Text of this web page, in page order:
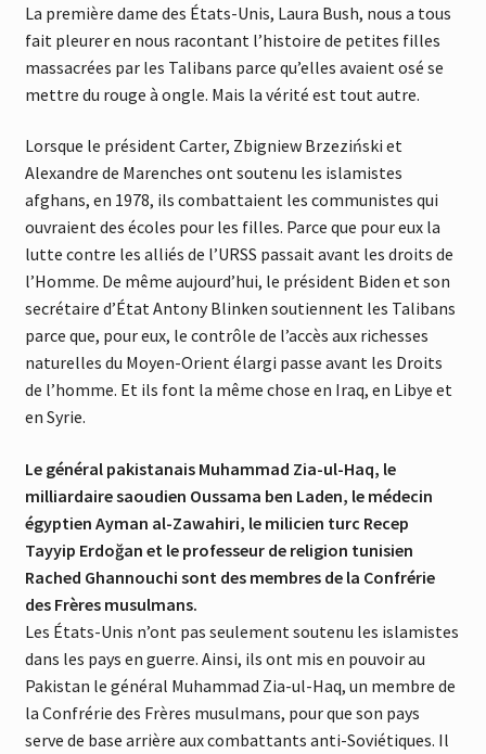
La première dame des États-Unis, Laura Bush, nous a tous
fait pleurer en nous racontant l’histoire de petites filles
massacrées par les Talibans parce qu’elles avaient osé se
mettre du rouge à ongle. Mais la vérité est tout autre.
Lorsque le président Carter, Zbigniew Brzeziński et
Alexandre de Marenches ont soutenu les islamistes
afghans, en 1978, ils combattaient les communistes qui
ouvraient des écoles pour les filles. Parce que pour eux la
lutte contre les alliés de l’URSS passait avant les droits de
l’Homme. De même aujourd’hui, le président Biden et son
secrétaire d’État Antony Blinken soutiennent les Talibans
parce que, pour eux, le contrôle de l’accès aux richesses
naturelles du Moyen-Orient élargi passe avant les Droits
de l’homme. Et ils font la même chose en Iraq, en Libye et
en Syrie.
Le général pakistanais Muhammad Zia-ul-Haq, le
milliardaire saoudien Oussama ben Laden, le médecin
égyptien Ayman al-Zawahiri, le milicien turc Recep
Tayyip Erdoğan et le professeur de religion tunisien
Rached Ghannouchi sont des membres de la Confrérie
des Frères musulmans.
Les États-Unis n’ont pas seulement soutenu les islamistes
dans les pays en guerre. Ainsi, ils ont mis en pouvoir au
Pakistan le général Muhammad Zia-ul-Haq, un membre de
la Confrérie des Frères musulmans, pour que son pays
serve de base arrière aux combattants anti-Soviétiques. Il